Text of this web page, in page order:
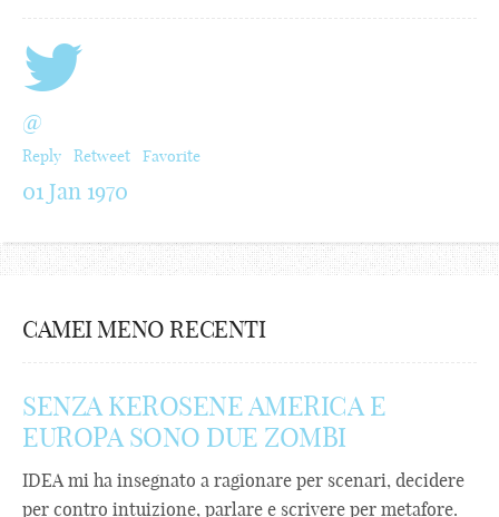
@
Reply Retweet Favorite
01 Jan 1970
CAMEI MENO RECENTI
SENZA KEROSENE AMERICA E
EUROPA SONO DUE ZOMBI
IDEA mi ha insegnato a ragionare per scenari, decidere
per contro intuizione, parlare e scrivere per metafore.